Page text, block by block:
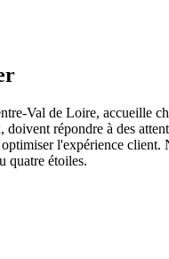
Val de Loire, accueille
répondre à des
l'expérience
quatre étoiles.